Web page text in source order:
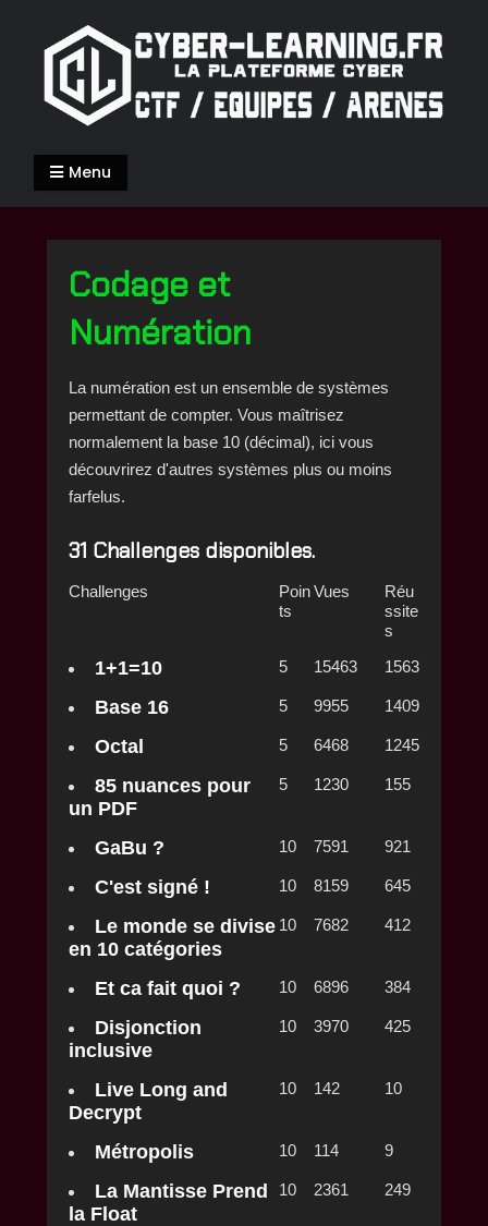
Cyber-Learning.fr
La Cyber-Sécurité de façon ludique
Menu
Codage et
Numération
La numération est un ensemble de systèmes
permettant de compter. Vous maîtrisez
normalement la base 10 (décimal), ici vous
découvrirez d'autres systèmes plus ou moins
farfelus.
31 Challenges disponibles.
Challenges
Poin
ts
Vues
Réu
ssite
s
1+1=10 5 15463 1563
Base 16 5 9955 1409
Octal 5 6468 1245
85 nuances pour
un PDF
5 1230 155
GaBu ? 10 7591 921
C'est signé ! 10 8159 645
Le monde se divise
en 10 catégories
10 7682 412
Et ca fait quoi ? 10 6896 384
Disjonction
inclusive
10 3970 425
Live Long and
Decrypt
10 142 10
Métropolis 10 114 9
La Mantisse Prend
la Float
10 2361 249